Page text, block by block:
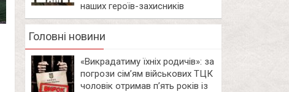
наших героїв-захисників
Головні новини
«Викрадатиму їхніх родичів»: за
погрози сім’ям військових ТЦК
чоловік отримав п’ять років із